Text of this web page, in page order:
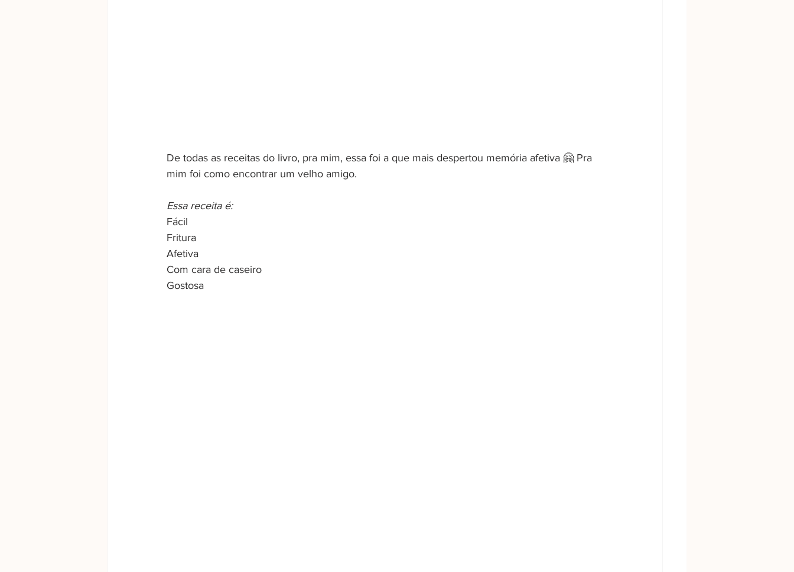
De todas as receitas do livro, pra mim, essa foi a que mais despertou memória afetiva 🤗 Pra
mim foi como encontrar um velho amigo.
Essa receita é:
Fácil
Fritura
Afetiva
Com cara de caseiro
Gostosa